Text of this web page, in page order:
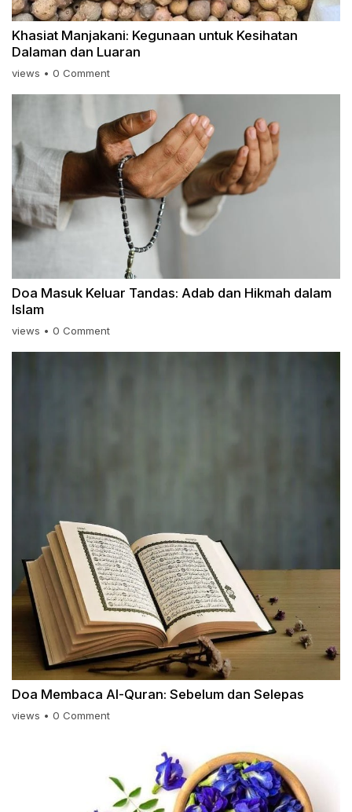
Khasiat Manjakani: Kegunaan untuk Kesihatan
Dalaman dan Luaran
views • 0 Comment
Doa Masuk Keluar Tandas: Adab dan Hikmah dalam
Islam
views • 0 Comment
Doa Membaca Al-Quran: Sebelum dan Selepas
views • 0 Comment